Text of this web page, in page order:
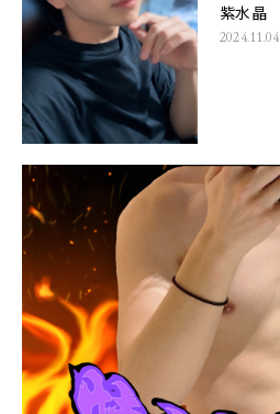
紫水晶
2024.11.04